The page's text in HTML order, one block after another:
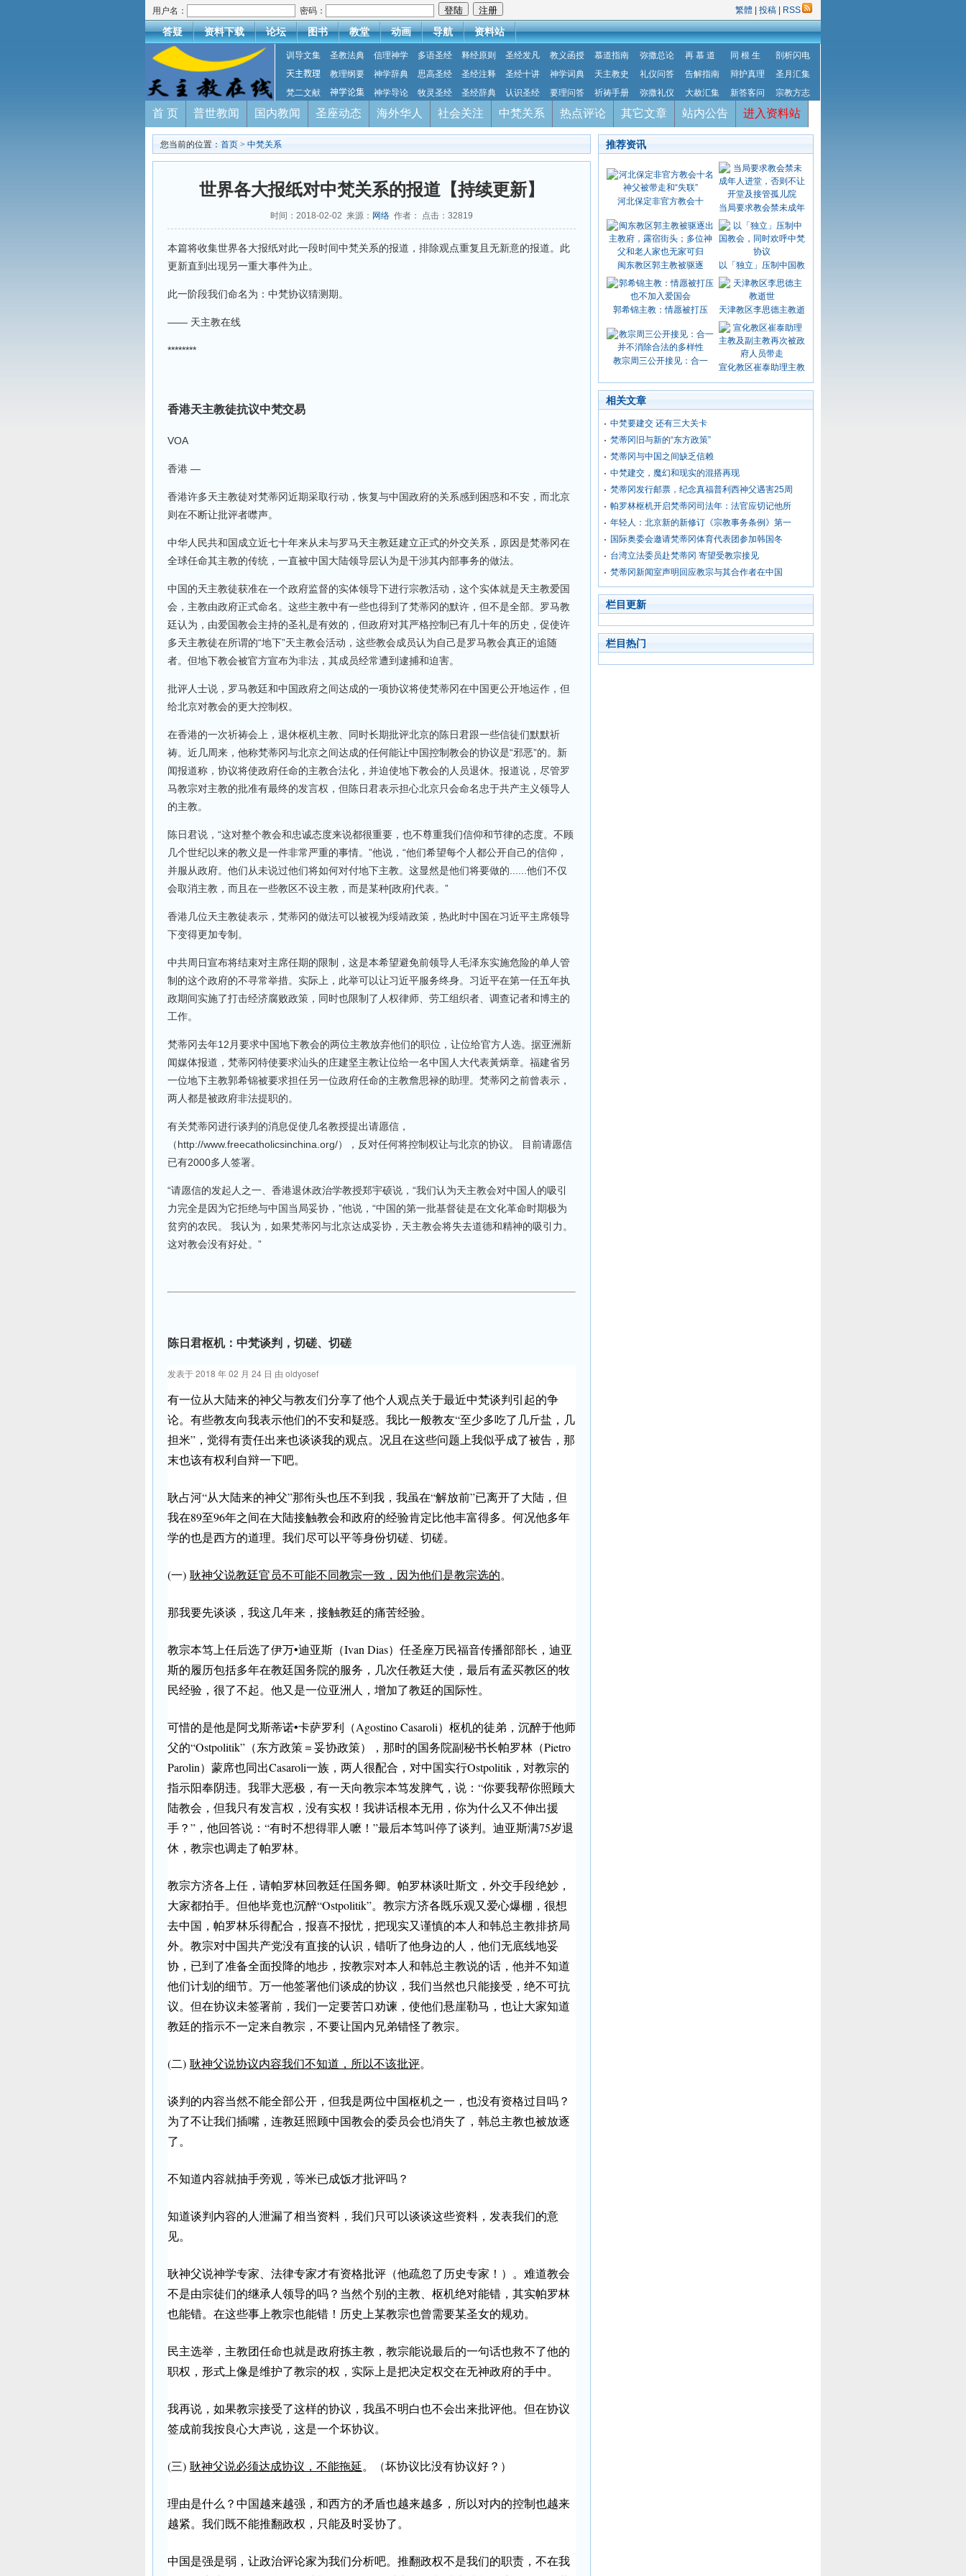
用户名： 密码： 繁體 投稿 RSS
答疑 资料下载 论坛 图书 教堂 动画 导航 资料站
训导文集 圣教法典 信理神学 多语圣经 释经原则 圣经发凡 教义函授 慕道指南 弥撒总论 再 慕 道 同 根 生
剖析闪电
天主教理
教理纲要 神学辞典 思高圣经 圣经注释 圣经十讲 神学词典 天主教史 礼仪问答 告解指南 辩护真理
圣月汇集
梵二文献
神学论集 神学导论 牧灵圣经 圣经辞典 认识圣经 要理问答 祈祷手册 弥撒礼仪 大赦汇集 新答客问 宗教方志
首 页 普世教闻 国内教闻 圣座动态 海外华人 社会关注 中梵关系 热点评论 其它文章 站内公告 进入资料站
您当前的位置： 首页 > 中梵关系
世界各大报纸对中梵关系的报道【持续更新】
时间：2018-02-02 来源： 网络 作者： 点击： 32819
本篇将收集世界各大报纸对此一段时间中梵关系的报道，排除观点重复且无新意的报道。此
更新直到出现另一重大事件为止。
此一阶段我们命名为：中梵协议猜测期。
—— 天主教在线
********
香港天主教徒抗议中梵交易
VOA
香港 —
香港许多天主教徒对梵蒂冈近期采取行动，恢复与中国政府的关系感到困惑和不安，而北京
则在不断让批评者噤声。
中华人民共和国成立近七十年来从未与罗马天主教廷建立正式的外交关系，原因是梵蒂冈在
全球任命其主教的传统，一直被中国大陆领导层认为是干涉其内部事务的做法。
中国的天主教徒获准在一个政府监督的实体领导下进行宗教活动，这个实体就是天主教爱国
会，主教由政府正式命名。这些主教中有一些也得到了梵蒂冈的默许，但不是全部。罗马教
廷认为，由爱国教会主持的圣礼是有效的，但政府对其严格控制已有几十年的历史，促使许
多天主教徒在所谓的“地下”天主教会活动，这些教会成员认为自己是罗马教会真正的追随
者。但地下教会被官方宣布为非法，其成员经常遭到逮捕和迫害。
批评人士说，罗马教廷和中国政府之间达成的一项协议将使梵蒂冈在中国更公开地运作，但
给北京对教会的更大控制权。
在香港的一次祈祷会上，退休枢机主教、同时长期批评北京的陈日君跟一些信徒们默默祈
祷。近几周来，他称梵蒂冈与北京之间达成的任何能让中国控制教会的协议是“邪恶”的。新
闻报道称，协议将使政府任命的主教合法化，并迫使地下教会的人员退休。报道说，尽管罗
马教宗对主教的批准有最终的发言权，但陈日君表示担心北京只会命名忠于共产主义领导人
的主教。
陈日君说，“这对整个教会和忠诚态度来说都很重要，也不尊重我们信仰和节律的态度。不顾
几个世纪以来的教义是一件非常严重的事情。”他说，“他们希望每个人都公开自己的信仰，
并服从政府。他们从未说过他们将如何对付地下主教。这显然是他们将要做的......他们不仅
会取消主教，而且在一些教区不设主教，而是某种[政府]代表。”
香港几位天主教徒表示，梵蒂冈的做法可以被视为绥靖政策，热此时中国在习近平主席领导
下变得更加专制。
中共周日宣布将结束对主席任期的限制，这是本希望避免前领导人毛泽东实施危险的单人管
制的这个政府的不寻常举措。实际上，此举可以让习近平服务终身。习近平在第一任五年执
政期间实施了打击经济腐败政策，同时也限制了人权律师、劳工组织者、调查记者和博主的
工作。
梵蒂冈去年12月要求中国地下教会的两位主教放弃他们的职位，让位给官方人选。据亚洲新
闻媒体报道，梵蒂冈特使要求汕头的庄建坚主教让位给一名中国人大代表黃炳章。福建省另
一位地下主教郭希锦被要求担任另一位政府任命的主教詹思禄的助理。梵蒂冈之前曾表示，
两人都是被政府非法提职的。
有关梵蒂冈进行谈判的消息促使几名教授提出请愿信，
（http://www.freecatholicsinchina.org/），反对任何将控制权让与北京的协议。 目前请愿信
已有2000多人签署。
“请愿信的发起人之一、香港退休政治学教授郑宇硕说，“我们认为天主教会对中国人的吸引
力完全是因为它拒绝与中国当局妥协，”他说，“中国的第一批基督徒是在文化革命时期极为
贫穷的农民。 我认为，如果梵蒂冈与北京达成妥协，天主教会将失去道德和精神的吸引力。
这对教会没有好处。”
陈日君枢机：中梵谈判，切磋、切磋
发表于2018 年 02 月 24 日 由 oldyosef
有一位从大陆来的神父与教友们分享了他个人观点关于最近中梵谈判引起的争
论。有些教友向我表示他们的不安和疑惑。我比一般教友“至少多吃了几斤盐，几
担米”，觉得有责任出来也谈谈我的观点。况且在这些问题上我似乎成了被告，那
末也该有权利自辩一下吧。
耿占河“从大陆来的神父”那衔头也压不到我，我虽在“解放前”已离开了大陆，但
我在89至96年之间在大陆接触教会和政府的经验肯定比他丰富得多。何况他多年
学的也是西方的道理。我们尽可以平等身份切磋、切磋。
(一) 耿神父说教廷官员不可能不同教宗一致，因为他们是教宗选的。
那我要先谈谈，我这几年来，接触教廷的痛苦经验。
教宗本笃上任后选了伊万•迪亚斯（Ivan Dias）任圣座万民福音传播部部长，迪亚
斯的履历包括多年在教廷国务院的服务，几次任教廷大使，最后有孟买教区的牧
民经验，很了不起。他又是一位亚洲人，增加了教廷的国际性。
可惜的是他是阿戈斯蒂诺•卡萨罗利（Agostino Casaroli）枢机的徒弟，沉醉于他师
父的“Ostpolitik”（东方政策＝妥协政策），那时的国务院副秘书长帕罗林（Pietro
Parolin）蒙席也同出Casaroli一族，两人很配合，对中国实行Ostpolitik，对教宗的
指示阳奉阴违。我罪大恶极，有一天向教宗本笃发脾气，说：“你要我帮你照顾大
陆教会，但我只有发言权，没有实权！我讲话根本无用，你为什么又不伸出援
手？”，他回答说：“有时不想得罪人嚒！”最后本笃叫停了谈判。迪亚斯满75岁退
休，教宗也调走了帕罗林。
教宗方济各上任，请帕罗林回教廷任国务卿。帕罗林谈吐斯文，外交手段绝妙，
大家都拍手。但他毕竟也沉醉“Ostpolitik”。教宗方济各既乐观又爱心爆棚，很想
去中国，帕罗林乐得配合，报喜不报忧，把现实又谨慎的本人和韩总主教排挤局
外。教宗对中国共产党没有直接的认识，错听了他身边的人，他们无底线地妥
协，已到了准备全面投降的地步，按教宗对本人和韩总主教说的话，他并不知道
他们计划的细节。万一他签署他们谈成的协议，我们当然也只能接受，绝不可抗
议。但在协议未签署前，我们一定要苦口劝谏，使他们悬崖勒马，也让大家知道
教廷的指示不一定来自教宗，不要让国内兄弟错怪了教宗。
(二) 耿神父说协议内容我们不知道，所以不该批评。
谈判的内容当然不能全部公开，但我是两位中国枢机之一，也没有资格过目吗？
为了不让我们插嘴，连教廷照顾中国教会的委员会也消失了，韩总主教也被放逐
了。
不知道内容就抽手旁观，等米已成饭才批评吗？
知道谈判内容的人泄漏了相当资料，我们只可以谈谈这些资料，发表我们的意
见。
耿神父说神学专家、法律专家才有资格批评（他疏忽了历史专家！）。难道教会
不是由宗徒们的继承人领导的吗？当然个别的主教、枢机绝对能错，其实帕罗林
也能错。在这些事上教宗也能错！历史上某教宗也曾需要某圣女的规劝。
民主选举，主教团任命也就是政府拣主教，教宗能说最后的一句话也救不了他的
职权，形式上像是维护了教宗的权，实际上是把决定权交在无神政府的手中。
我再说，如果教宗接受了这样的协议，我虽不明白也不会出来批评他。但在协议
签成前我按良心大声说，这是一个坏协议。
(三) 耿神父说必须达成协议，不能拖延。（坏协议比没有协议好？）
理由是什么？中国越来越强，和西方的矛盾也越来越多，所以对内的控制也越来
越紧。我们既不能推翻政权，只能及时妥协了。
中国是强是弱，让政治评论家为我们分析吧。推翻政权不是我们的职责，不在我
推荐资讯
河北保定非官方教会十
当局要求教会禁未成年
闽东教区郭主教被驱逐 以「独立」压制中国教
郭希锦主教：情愿被打压 天津教区李思德主教逝
教宗周三公开接见：合一
宣化教区崔泰助理主教
相关文章
中梵要建交 还有三大关卡
梵蒂冈旧与新的“东方政策”
梵蒂冈与中国之间缺乏信赖
中梵建交，魔幻和现实的混搭再现
梵蒂冈发行邮票，纪念真福普利西神父遇害25周
帕罗林枢机开启梵蒂冈司法年：法官应切记他所
年轻人：北京新的新修订《宗教事务条例》第一
国际奥委会邀请梵蒂冈体育代表团参加韩国冬
台湾立法委员赴梵蒂冈 寄望受教宗接见
梵蒂冈新闻室声明回应教宗与其合作者在中国
栏目更新
栏目热门